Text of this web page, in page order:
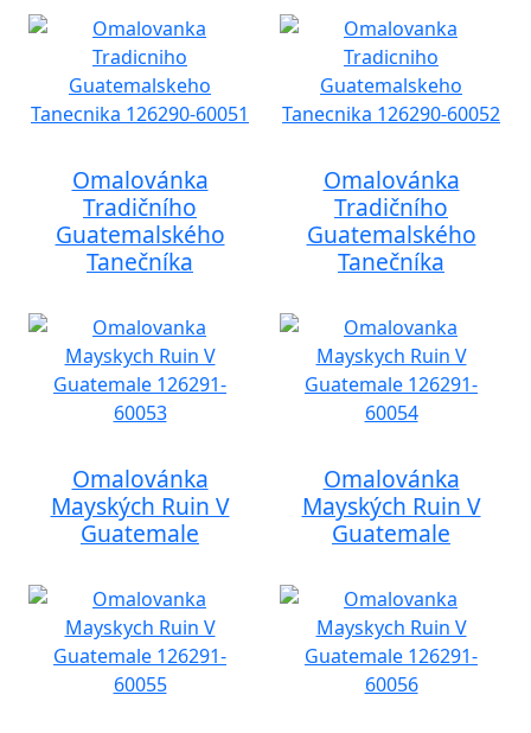
Omalovánka
Tradičního
Guatemalského
Tanečníka
Omalovánka
Tradičního
Guatemalského
Tanečníka
Omalovánka
Mayských Ruin V
Guatemale
Omalovánka
Mayských Ruin V
Guatemale